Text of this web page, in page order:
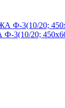
3(10/20;